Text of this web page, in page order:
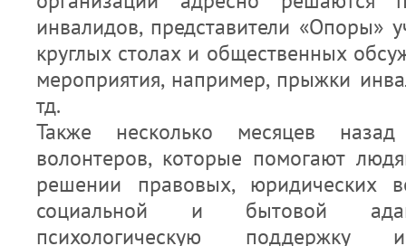
инвалидов, представители «Опоры»
круглых столах и общественных
мероприятия, например, прыжки
тд.
Также несколько месяцев
волонтеров, которые помогают
решении правовых, юридических
социальной и бытовой
психологическую